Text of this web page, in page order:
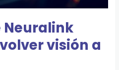
Neuralink
visión a